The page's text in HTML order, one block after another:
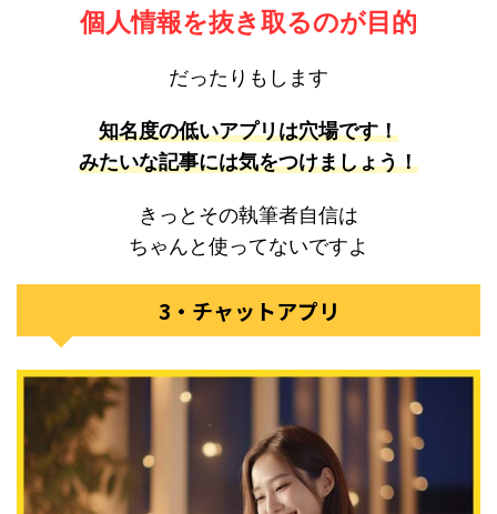
個人情報を抜き取るのが目的
だったりもします
知名度の低いアプリは穴場です！
みたいな記事には気をつけましょう！
きっとその執筆者自信は
ちゃんと使ってないですよ
3・チャットアプリ